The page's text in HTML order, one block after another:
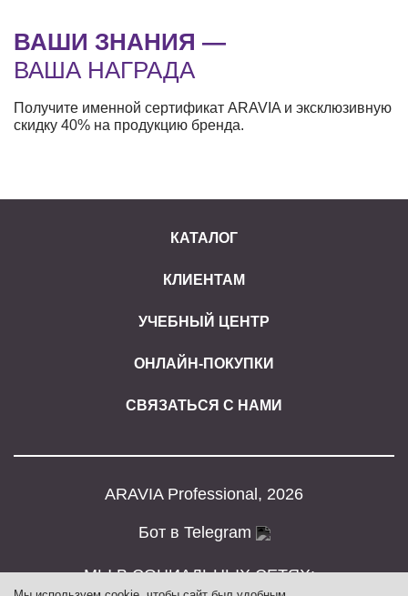
ВАШИ ЗНАНИЯ —
ВАША НАГРАДА
Получите именной сертификат ARAVIA и эксклюзивную
скидку 40% на продукцию бренда.
КАТАЛОГ
КЛИЕНТАМ
УЧЕБНЫЙ ЦЕНТР
ОНЛАЙН-ПОКУПКИ
СВЯЗАТЬСЯ С НАМИ
ARAVIA Professional, 2026
Бот в Telegram
МЫ В СОЦИАЛЬНЫХ СЕТЯХ: